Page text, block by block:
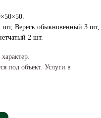
Вереск обыкновенный 3 шт,
2 шт.
под объект. Услуги в